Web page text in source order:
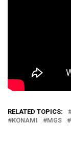
RELATED TOPICS:
KONAMI
MGS